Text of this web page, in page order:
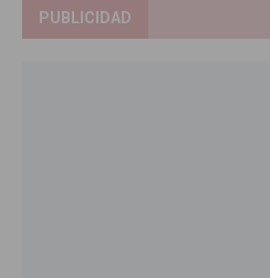
PUBLICIDAD